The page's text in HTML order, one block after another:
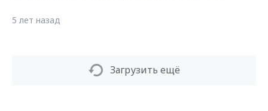
5 лет назад
Загрузить ещё